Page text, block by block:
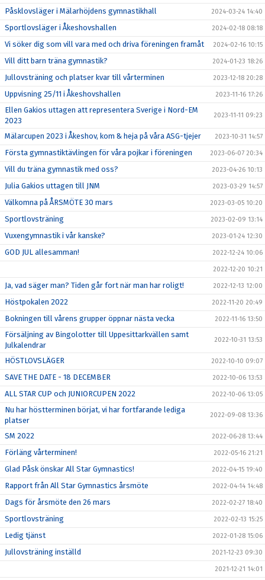
Påsklovsläger i Mälarhöjdens gymnastikhall 2024-03-24 14:40
Sportlovsläger i Åkeshovshallen 2024-02-18 08:18
Vi söker dig som vill vara med och driva föreningen framåt 2024-02-16 10:15
Vill ditt barn träna gymnastik? 2024-01-23 18:26
Jullovsträning och platser kvar till vårterminen 2023-12-18 20:28
Uppvisning 25/11 i Åkeshovshallen 2023-11-16 17:26
Ellen Gakios uttagen att representera Sverige i Nord-EM
2023
2023-11-11 09:23
Mälarcupen 2023 i Åkeshov, kom & heja på våra ASG-tjejer 2023-10-31 14:57
Första gymnastiktävlingen för våra pojkar i föreningen 2023-06-07 20:34
Vill du träna gymnastik med oss? 2023-04-26 10:13
Julia Gakios uttagen till JNM 2023-03-29 14:57
Välkomna på ÅRSMÖTE 30 mars 2023-03-05 10:20
Sportlovsträning 2023-02-09 13:14
Vuxengymnastik i vår kanske? 2023-01-24 12:30
GOD JUL allesamman! 2022-12-24 10:06
2022-12-20 10:21
Ja, vad säger man? Tiden går fort när man har roligt! 2022-12-13 12:00
Höstpokalen 2022 2022-11-20 20:49
Bokningen till vårens grupper öppnar nästa vecka 2022-11-16 13:50
Försäljning av Bingolotter till Uppesittarkvällen samt
Julkalendrar
2022-10-31 13:53
HÖSTLOVSLÄGER 2022-10-10 09:07
SAVE THE DATE - 18 DECEMBER 2022-10-06 13:53
ALL STAR CUP och JUNIORCUPEN 2022 2022-10-06 13:05
Nu har höstterminen börjat, vi har fortfarande lediga
platser
2022-09-08 13:36
SM 2022 2022-06-28 13:44
Förläng vårterminen! 2022-05-16 21:21
Glad Påsk önskar All Star Gymnastics! 2022-04-15 19:40
Rapport från All Star Gymnastics årsmöte 2022-04-14 14:48
Dags för årsmöte den 26 mars 2022-02-27 18:40
Sportlovsträning 2022-02-13 15:25
Ledig tjänst 2022-01-28 15:06
Jullovsträning inställd 2021-12-23 09:30
2021-12-21 14:01